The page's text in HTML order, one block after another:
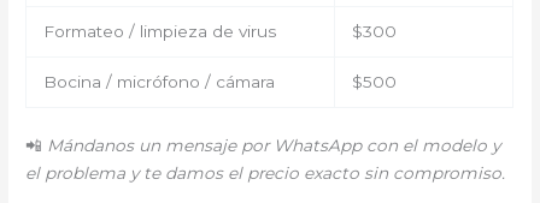
Formateo / limpieza de virus $300
Bocina / micrófono / cámara $500
📲 Mándanos un mensaje por WhatsApp con el modelo y
el problema y te damos el precio exacto sin compromiso.